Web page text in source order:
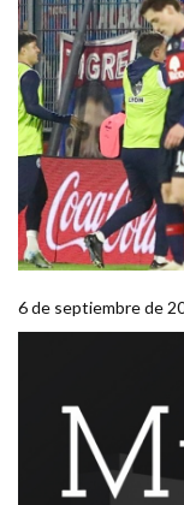
6 de septiembre de